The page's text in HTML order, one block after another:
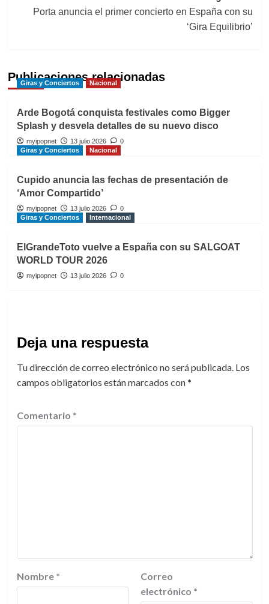
Porta anuncia el primer concierto en España con su
‘Gira Equilibrio’
Publicaciones relacionadas
Giras y Conciertos Nacional
Arde Bogotá conquista festivales como Bigger
Splash y desvela detalles de su nuevo disco
myipopnet 13 julio 2026
0
Giras y Conciertos
Nacional
Cupido anuncia las fechas de presentación de
‘Amor Compartido’
myipopnet 13 julio 2026
0
Giras y Conciertos
Internacional
ElGrandeToto vuelve a España con su SALGOAT
WORLD TOUR 2026
myipopnet 13 julio 2026 0
Deja una respuesta
Tu dirección de correo electrónico no será publicada. Los
campos obligatorios están marcados con*
Comentario *
Nombre *
Correo
electrónico *